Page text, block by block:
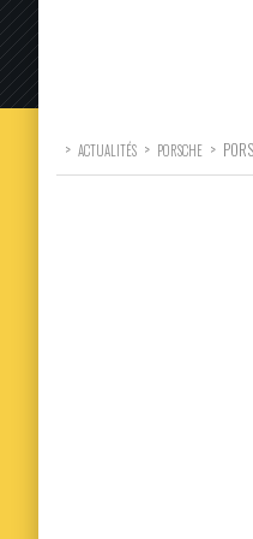
> ACTUALITÉS > PORSCHE >